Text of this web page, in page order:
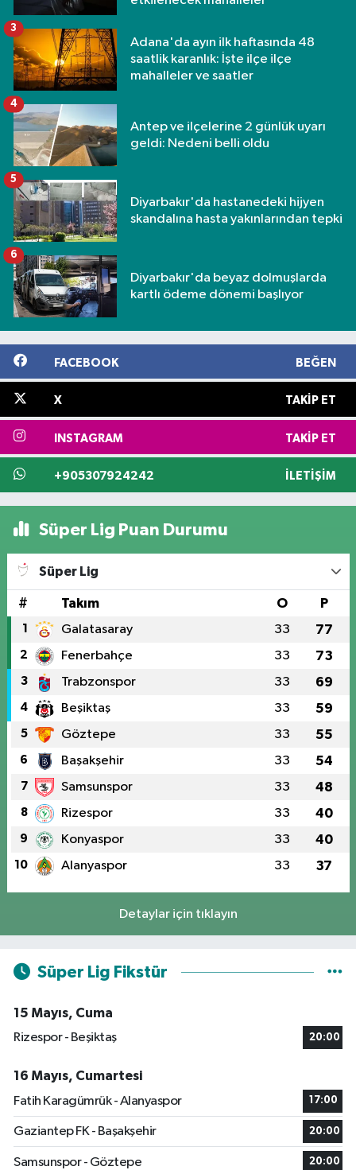
Adana'da ayın ilk haftasında 48
saatlik karanlık: İşte ilçe ilçe
mahalleler ve saatler
3
Antep ve ilçelerine 2 günlük uyarı
geldi: Nedeni belli oldu
4
Diyarbakır'da hastanedeki hijyen
skandalına hasta yakınlarından tepki
5
Diyarbakır'da beyaz dolmuşlarda
kartlı ödeme dönemi başlıyor
6
FACEBOOK BEĞEN
X TAKIP ET
INSTAGRAM TAKIP ET
+905307924242 İLETIŞIM
Süper Lig Puan Durumu
Süper Lig
# Takım O P
1 Galatasaray 33 77
2 Fenerbahçe 33 73
3 Trabzonspor 33 69
4 Beşiktaş 33 59
5 Göztepe 33 55
6 Başakşehir 33 54
7 Samsunspor 33 48
8 Rizespor 33 40
9 Konyaspor 33 40
10 Alanyaspor 33 37
Detaylar için tıklayın
Süper Lig Fikstür
15 Mayıs, Cuma
Rizespor - Beşiktaş
20:00
16 Mayıs, Cumartesi
Fatih Karagümrük - Alanyaspor
17:00
Gaziantep FK - Başakşehir 20:00
Samsunspor - Göztepe 20:00